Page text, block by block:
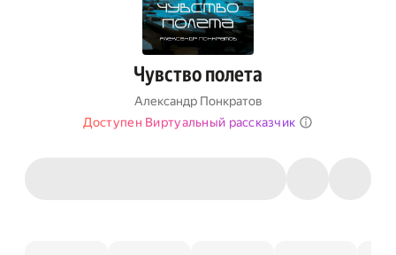
Чувство полета
Александр Понкратов
Доступен Виртуальный рассказчик